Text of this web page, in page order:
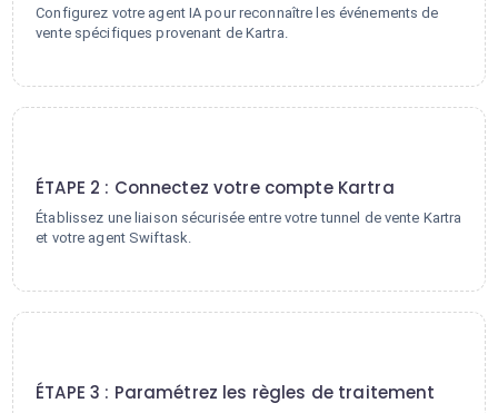
Configurez votre agent IA pour reconnaître les événements de
vente spécifiques provenant de Kartra.
ÉTAPE 2 : Connectez votre compte Kartra
Établissez une liaison sécurisée entre votre tunnel de vente Kartra
et votre agent Swiftask.
ÉTAPE 3 : Paramétrez les règles de traitement